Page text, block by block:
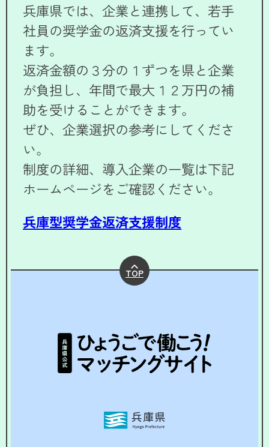
兵庫県では、企業と連携して、若手
社員の奨学金の返済支援を行ってい
ます。
返済金額の３分の１ずつを県と企業
が負担し、年間で最大１２万円の補
助を受けることができます。
ぜひ、企業選択の参考にしてくださ
い。
制度の詳細、導入企業の一覧は下記
ホームページをご確認ください。
兵庫型奨学金返済支援制度
TOP